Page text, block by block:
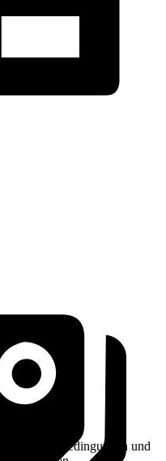
Rückgabebedingungen und